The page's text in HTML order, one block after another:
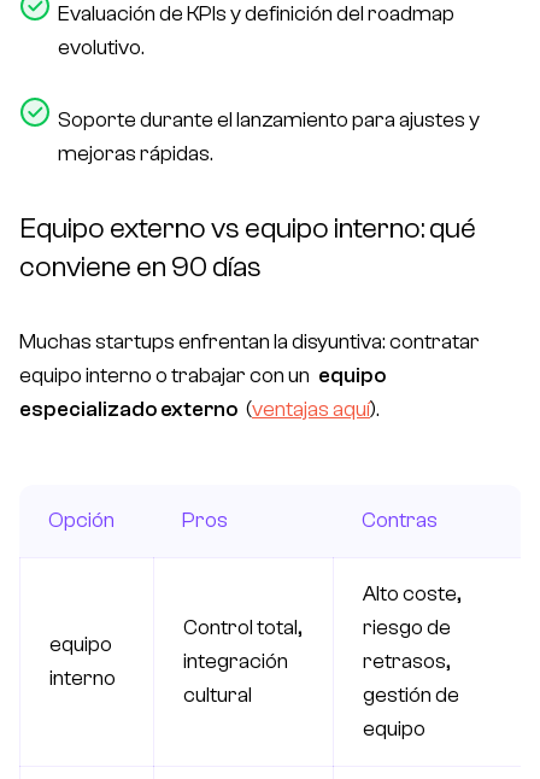
Evaluación de KPIs y definición del roadmap
evolutivo.
Soporte durante el lanzamiento para ajustes y
mejoras rápidas.
Equipo externo vs equipo interno: qué
conviene en 90 días
Muchas startups enfrentan la disyuntiva: contratar
equipo interno o trabajar con un equipo
especializado externo (ventajas aquí).
Opción Pros Contras
equipo
interno
Control total,
integración
cultural
Alto coste,
riesgo de
retrasos,
gestión de
equipo